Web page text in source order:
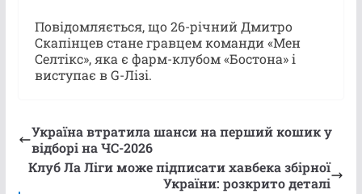
Повідомляється, що 26-річний Дмитро
Скапінцев стане гравцем команди «Мен
Селтікс», яка є фарм-клубом «Бостона» і
виступає в G-Лізі.
Україна втратила шанси на перший кошик у
відборі на ЧС-2026
Клуб Ла Ліги може підписати хавбека збірної
України: розкрито деталі